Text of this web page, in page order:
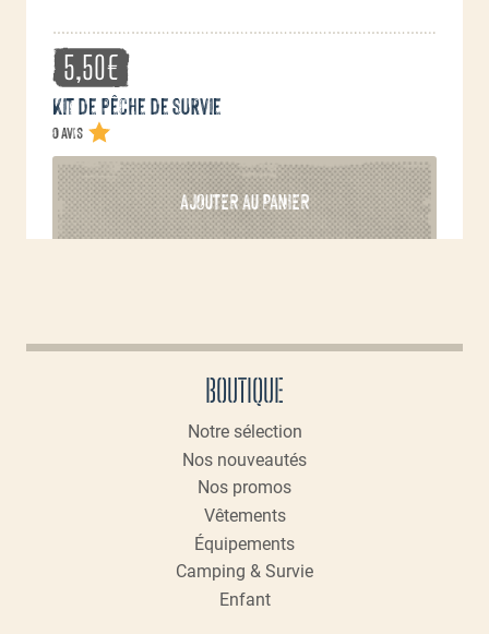
5,50€
Kit de pêche de survie
0 avis
AJOUTER AU PANIER
BOUTIQUE
Notre sélection
Nos nouveautés
Nos promos
Vêtements
Équipements
Camping & Survie
Enfant